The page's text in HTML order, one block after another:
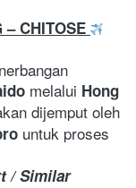
– CHITOSE
melalui Hong
dijemput oleh
untuk proses
/ Similar